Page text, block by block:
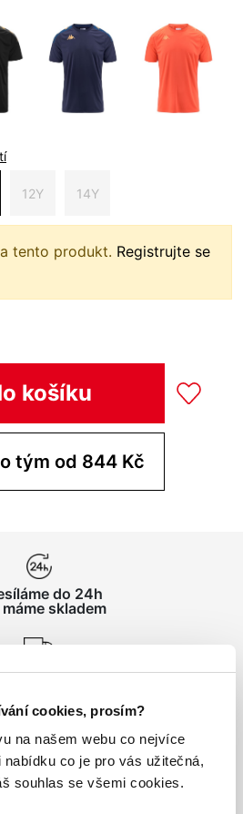
cookies, prosím?
na našem webu co nejvíce
co je pro vás užitečná,
souhlas se všemi cookies.
12Y 14Y
tento produkt. Registrujte se
košíku
Koupit pro tým od 844 Kč
do 24h
skladem
nad 1000 Kč
zboží
dnů ZDARMA